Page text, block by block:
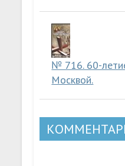
№ 716. 60-
Москвой.